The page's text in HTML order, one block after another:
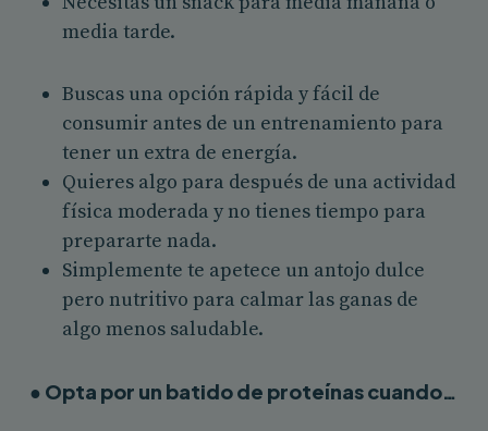
media tarde.
Buscas una opción rápida y fácil de
consumir antes de un entrenamiento para
tener un extra de energía.
Quieres algo para después de una actividad
física moderada y no tienes tiempo para
prepararte nada.
Simplemente te apetece un antojo dulce
pero nutritivo para calmar las ganas de
algo menos saludable.
● Opta por un batido de proteínas cuando…